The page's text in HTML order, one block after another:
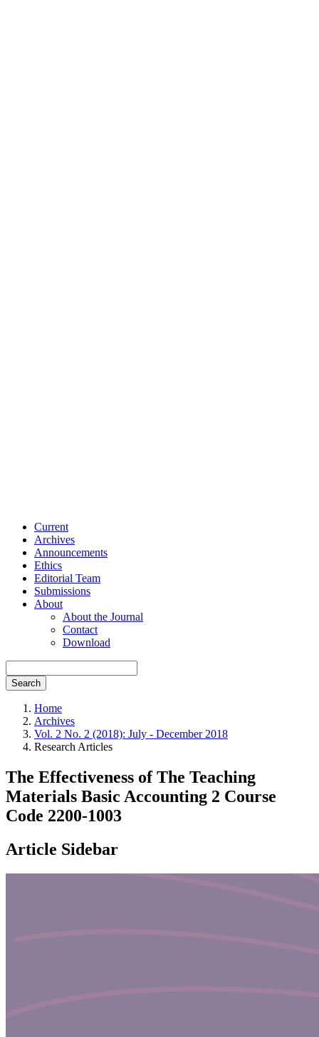
Current
Archives
Announcements
Ethics
Editorial Team
Submissions
About
About the Journal
Contact
Download
Search
Home
Archives
Vol. 2 No. 2 (2018): July - December 2018
Research Articles
The Effectiveness of The Teaching
Materials Basic Accounting 2 Course
Code 2200-1003
Article Sidebar